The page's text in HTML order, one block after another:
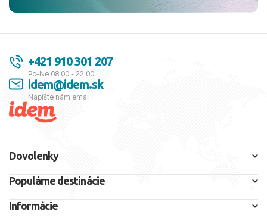
+421 910 301 207
Po-Ne 08:00 - 22:00
idem@idem.sk
Napíšte nám email
Dovolenky
Populárne destinácie
Informácie